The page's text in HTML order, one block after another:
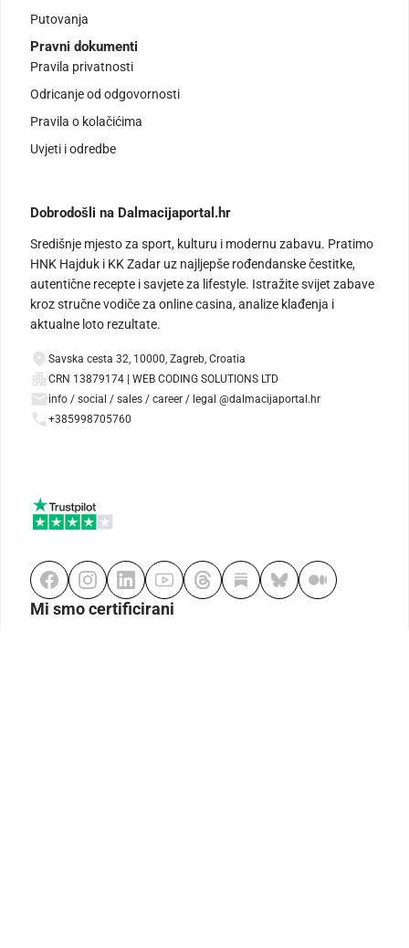
Putovanja
Pravni dokumenti
Pravila privatnosti
Odricanje od odgovornosti
Pravila o kolačićima
Uvjeti i odredbe
Dobrodošli na Dalmacijaportal.hr
Središnje mjesto za sport, kulturu i modernu zabavu. Pratimo
HNK Hajduk i KK Zadar uz najljepše rođendanske čestitke,
autentične recepte i savjete za lifestyle. Istražite svijet zabave
kroz stručne vodiče za online casina, analize klađenja i
aktualne loto rezultate.
Savska cesta 32, 10000, Zagreb, Croatia
CRN 13879174 | WEB CODING SOLUTIONS LTD
info / social / sales / career / legal @dalmacijaportal.hr
+385998705760
Mi smo certificirani